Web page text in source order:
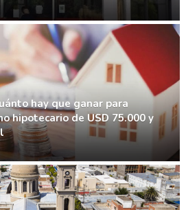
hay que ganar para
hipotecario de USD 75.000 y